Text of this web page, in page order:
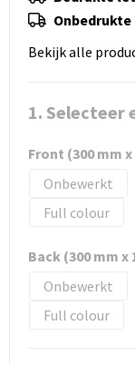
Bekijk alle
1. Selecteer
Front (300 mm
Onbewerkt
Full colour
Back (300 mm x
Onbewerkt
Full colour